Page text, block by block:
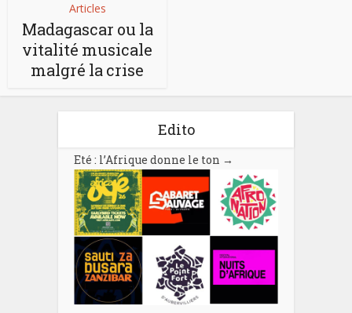
Articles
Madagascar ou la
vitalité musicale
malgré la crise
Edito
Eté : l’Afrique donne le ton →